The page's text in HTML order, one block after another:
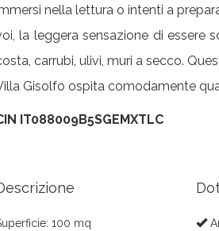
nella lettura o intenti a
la leggera sensazione di essere
carrubi, ulivi, muri a secco.
Gisolfo ospita comodamente
IT088009B5SGEMXTLC
100 mq